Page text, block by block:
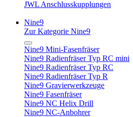
JWL Anschlusskupplungen
Nine9
Zur Kategorie Nine9
Nine9 Mini-Fasenfräser
Nine9 Radienfräser Typ RC mini
Nine9 Radienfräser Typ RC
Nine9 Radienfräser Typ R
Nine9 Gravierwerkzeuge
Nine9 Fasenfräser
Nine9 NC Helix Drill
Nine9 NC-Anbohrer